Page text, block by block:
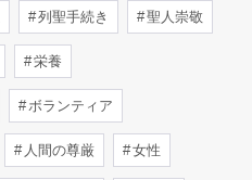
列聖手続き 聖人崇敬
栄養
ボランティア
人間の尊厳 女性